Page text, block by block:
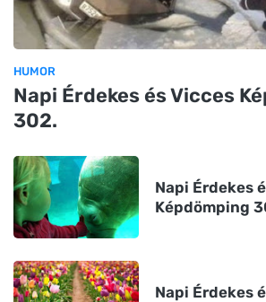
HUMOR
Napi Érdekes és Vicces
302.
Napi Érdekes
Képdömping
Napi Érdekes